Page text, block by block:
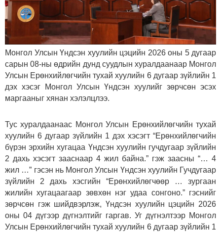
Монгол Улсын Үндсэн хуулийн цэцийн 2026 оны 5 дугаар
сарын 08-ны өдрийн дунд суудлын хуралдаанаар Монгол
Улсын Ерөнхийлөгчийн тухай хуулийн 6 дугаар зүйлийн 1
дэх хэсэг Монгол Улсын Үндсэн хуулийг зөрчсөн эсэх
маргааныг хянан хэлэлцлээ.
Тус хуралдаанаас Монгол Улсын Ерөнхийлөгчийн тухай
хуулийн 6 дугаар зүйлийн 1 дэх хэсэгт “Ерөнхийлөгчийн
бүрэн эрхийн хугацаа Үндсэн хуулийн гучдугаар зүйлийн
2 дахь хэсэгт зааснаар 4 жил байна.” гэж заасны “… 4
жил …” гэсэн нь Монгол Улсын Үндсэн хуулийн Гучдугаар
зүйлийн 2 дахь хэсгийн “Ерөнхийлөгчөөр … зургаан
жилийн хугацаагаар зөвхөн нэг удаа сонгоно.” гэснийг
зөрчсөн гэж шийдвэрлэж, Үндсэн хуулийн цэцийн 2026
оны 04 дүгээр дүгнэлтийг гаргав. Уг дүгнэлтээр Монгол
Улсын Ерөнхийлөгчийн тухай хуулийн 6 дугаар зүйлийн 1